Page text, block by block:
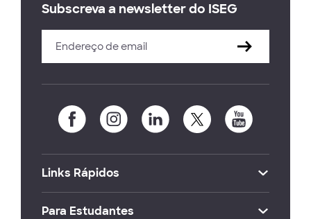
Subscreva a newsletter do ISEG
Links Rápidos
Para Estudantes